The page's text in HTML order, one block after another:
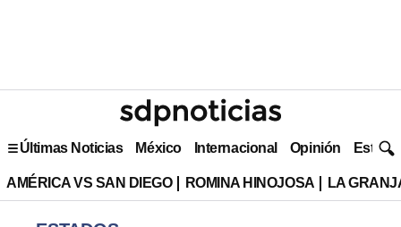
Últimas Noticias México Internacional Opinión Estilo
AMÉRICA VS SAN DIEGO ROMINA HINOJOSA LA